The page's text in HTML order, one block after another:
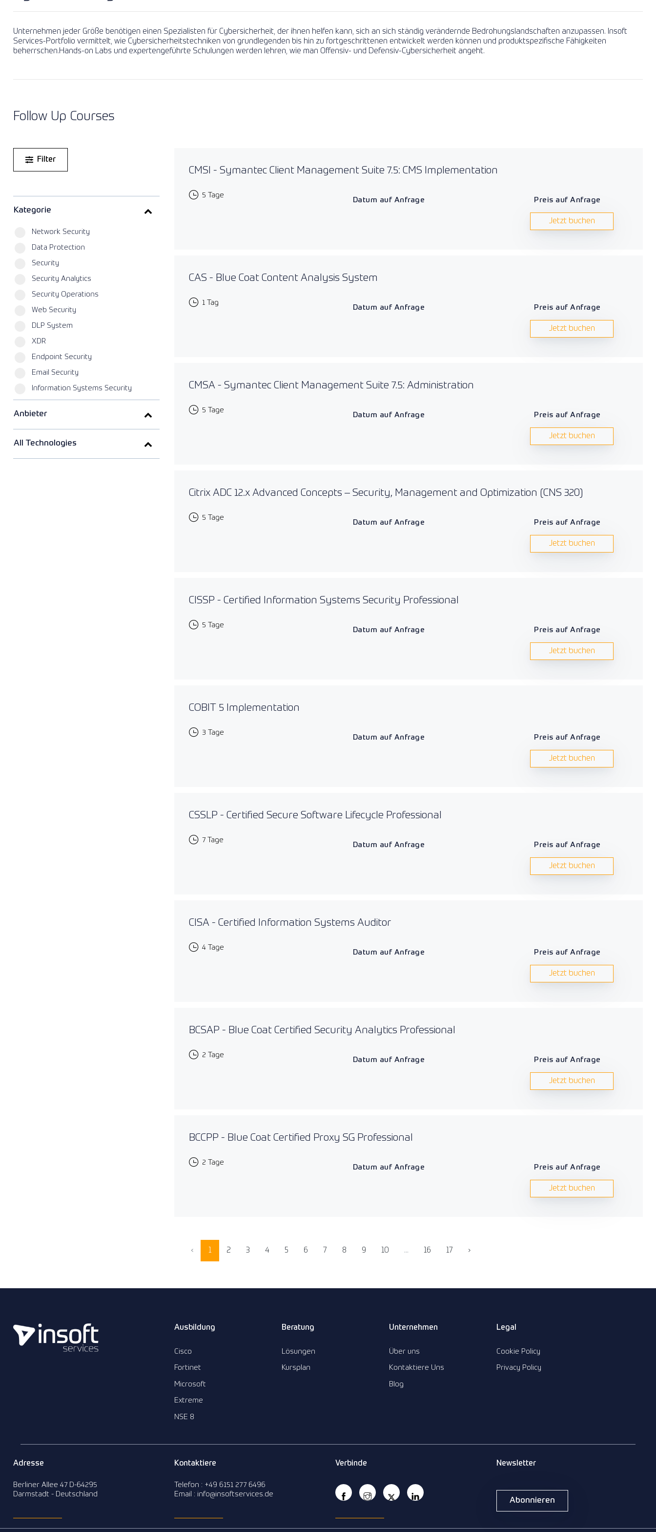
Lesen Sie mehr
Beratungspakete
Lesen Sie mehr
Unternehmen jeder Größe benötigen einen Spezialisten für Cybersicherheit, der ihnen helfen kann, sich an sich ständig verändernde Bedrohungslandschaften anzupassen. Insoft
Services-Portfolio vermittelt, wie Cybersicherheitstechniken von grundlegenden bis hin zu fortgeschrittenen entwickelt werden können und produktspezifische Fähigkeiten
beherrschen.Hands-on Labs und expertengeführte Schulungen werden lehren, wie man Offensiv- und Defensiv-Cybersicherheit angeht.
Follow Up Courses
Filter
Kategorie
Network Security
Data Protection
Security
Security Analytics
Security Operations
Web Security
DLP System
XDR
Endpoint Security
Email Security
Information Systems Security
Anbieter
All Technologies
CMSI - Symantec Client Management Suite 7.5: CMS Implementation
5 Tage
Datum auf Anfrage Preis auf Anfrage
Jetzt buchen
CAS - Blue Coat Content Analysis System
1 Tag
Datum auf Anfrage Preis auf Anfrage
Jetzt buchen
CMSA - Symantec Client Management Suite 7.5: Administration
5 Tage
Datum auf Anfrage Preis auf Anfrage
Jetzt buchen
Citrix ADC 12.x Advanced Concepts – Security, Management and Optimization (CNS 320)
5 Tage
Datum auf Anfrage Preis auf Anfrage
Jetzt buchen
CISSP - Certified Information Systems Security Professional
5 Tage
Datum auf Anfrage Preis auf Anfrage
Jetzt buchen
COBIT 5 Implementation
3 Tage
Datum auf Anfrage Preis auf Anfrage
Jetzt buchen
CSSLP - Certified Secure Software Lifecycle Professional
7 Tage
Datum auf Anfrage Preis auf Anfrage
Jetzt buchen
CISA - Certified Information Systems Auditor
4 Tage
Datum auf Anfrage Preis auf Anfrage
Jetzt buchen
BCSAP - Blue Coat Certified Security Analytics Professional
2 Tage
Datum auf Anfrage Preis auf Anfrage
Jetzt buchen
BCCPP - Blue Coat Certified Proxy SG Professional
2 Tage
Datum auf Anfrage Preis auf Anfrage
Jetzt buchen
‹ 1 2 3 4 5 6 7 8 9 10 ... 16 17 ›
Ausbildung
Cisco
Fortinet
Microsoft
Extreme
NSE 8
Beratung
Lösungen
Kursplan
Unternehmen
Über uns
Kontaktiere Uns
Blog
Legal
Cookie Policy
Privacy Policy
Adresse
Berliner Allee 47 D-64295
Darmstadt - Deutschland
Kontaktiere
Telefon : +49 6151 277 6496
Email : info@insoftservices.de
Verbinde Newsletter
Abonnieren